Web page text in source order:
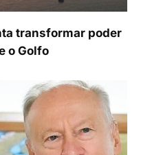
transformar poder
o Golfo